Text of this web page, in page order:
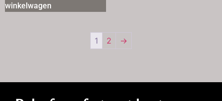
winkelwagen
1 2 →